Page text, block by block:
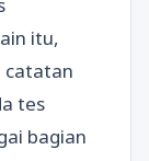
itu,
catatan
tes
bagian